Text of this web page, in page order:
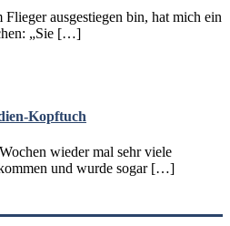
ausgestiegen bin, hat mich ein
„Sie […]
Kopftuch
wieder mal sehr viele
und wurde sogar […]